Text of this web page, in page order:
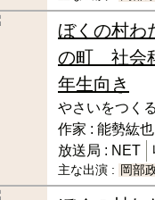
ぼくの村わ
の町 社会
年生向き
やさいをつく
作家 : 能勢紘也
放送局 : NET
主な出演 : 岡部